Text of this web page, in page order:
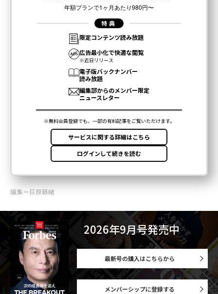
編集＝荻原藤緒
2026年9月号発売中
最新号の購入はこちらから
メンバーシップに登録する